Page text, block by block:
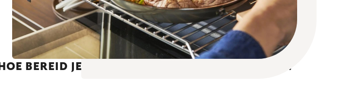
HOE BEREID JE EEN BIEFSTUK OP EEN STALEN PAN?